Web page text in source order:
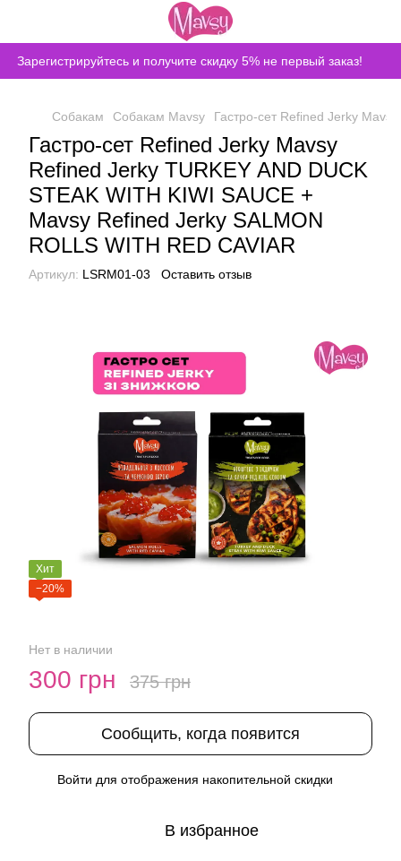
Зарегистрируйтесь и получите скидку 5% не первый заказ!
Собакам Собакам Mavsy Гастро-сет Refined Jerky
Гастро-сет Refined Jerky Mavsy
Refined Jerky TURKEY AND DUCK
STEAK WITH KIWI SAUCE +
Mavsy Refined Jerky SALMON
ROLLS WITH RED CAVIAR
Артикул: LSRM01-03 Оставить отзыв
Хит
−20%
Нет в наличии
300 грн 375 грн
Сообщить, когда появится
Войти для отображения накопительной скидки
В избранное